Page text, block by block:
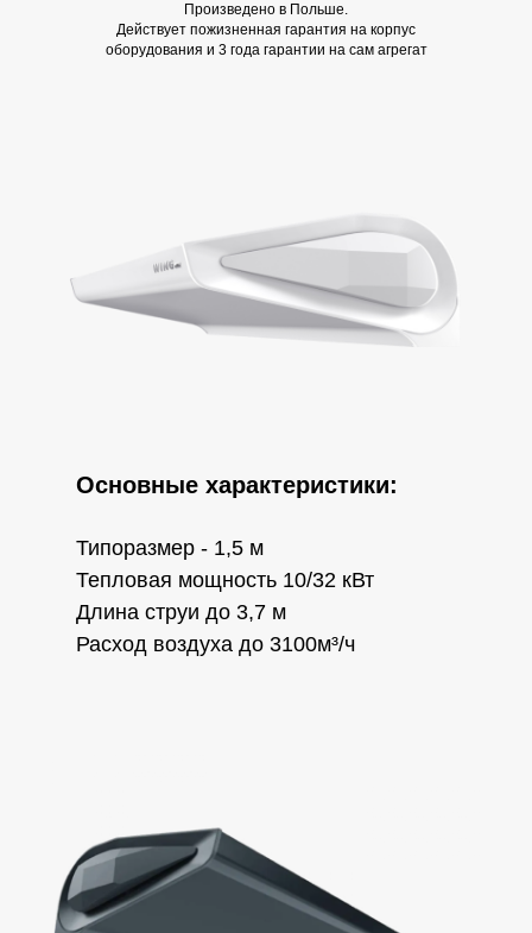
Произведено в Польше.
Действует пожизненная гарантия на корпус
оборудования и 3 года гарантии на сам агрегат
Основные характеристики:
Типоразмер - 1,5 м
Тепловая мощность 10/32 кВт
Длина струи до 3,7 м
Расход воздуха до 3100м³/ч